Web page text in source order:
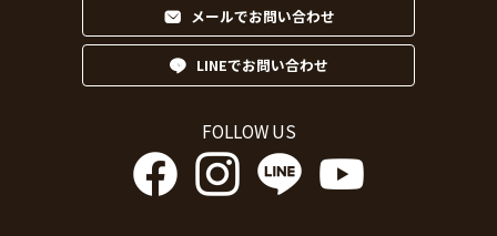
メールでお問い合わせ
LINEでお問い合わせ
FOLLOW US